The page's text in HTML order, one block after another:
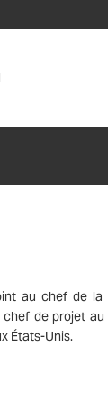
au chef de la
chef de projet au
États-Unis.